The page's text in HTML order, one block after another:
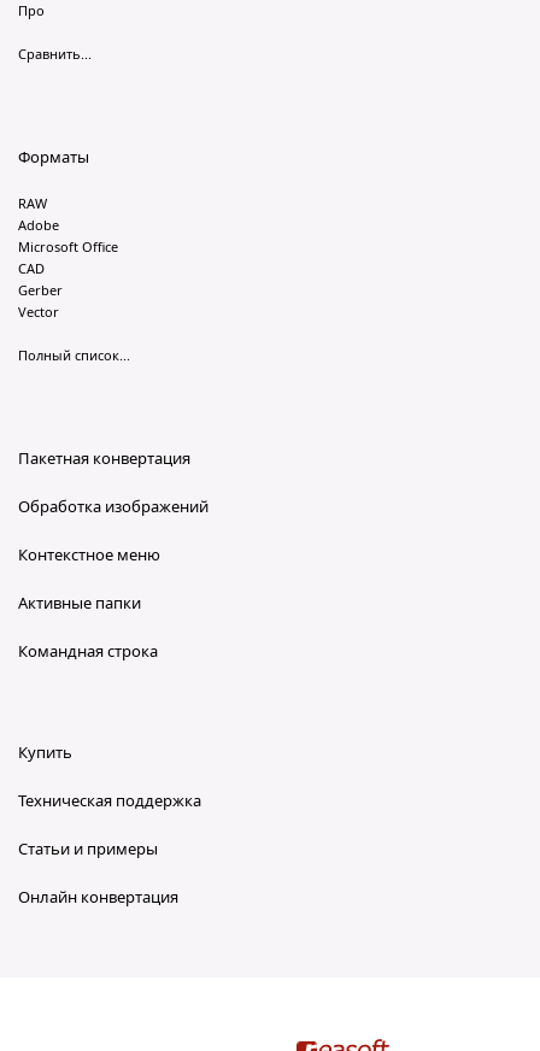
Про
Сравнить...
Форматы
RAW
Adobe
Microsoft Office
CAD
Gerber
Vector
Полный список...
Пакетная конвертация
Обработка изображений
Контекстное меню
Активные папки
Командная строка
Купить
Техническая поддержка
Статьи и примеры
Онлайн конвертация